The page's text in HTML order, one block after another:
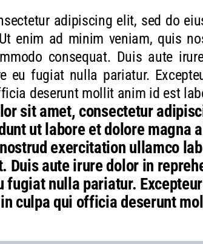
adipiscing elit, sed do
enim ad minim veniam, quis
consequat. Duis aute
eu fugiat nulla pariatur.
deserunt mollit anim id est
sit amet, consectetur
ut labore et dolore magna
exercitation ullamco
Duis aute irure dolor in
fugiat nulla pariatur.
culpa qui officia deserunt